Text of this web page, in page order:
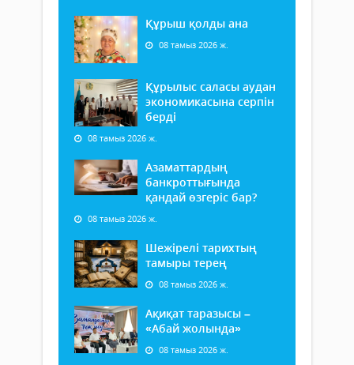
Құрыш қолды ана
08 тамыз 2026 ж.
Құрылыс саласы аудан
экономикасына серпін
берді
08 тамыз 2026 ж.
Азаматтардың
банкроттығында
қандай өзгеріс бар?
08 тамыз 2026 ж.
Шежірелі тарихтың
тамыры терең
08 тамыз 2026 ж.
Ақиқат таразысы –
«Абай жолында»
08 тамыз 2026 ж.